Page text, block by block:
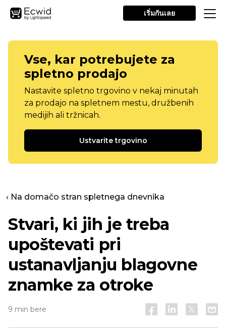
เริ่มกันเลย
Vse, kar potrebujete za
spletno prodajo
Nastavite spletno trgovino v nekaj minutah
za prodajo na spletnem mestu, družbenih
medijih ali tržnicah.
Ustvarite trgovino
‹ Na domačo stran spletnega dnevnika
Stvari, ki jih je treba
upoštevati pri
ustanavljanju blagovne
znamke za otroke
9 min bere